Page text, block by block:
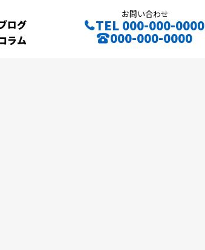
ログ
ラム
お問い合わせ
TEL 000-000-0000
000-000-0000